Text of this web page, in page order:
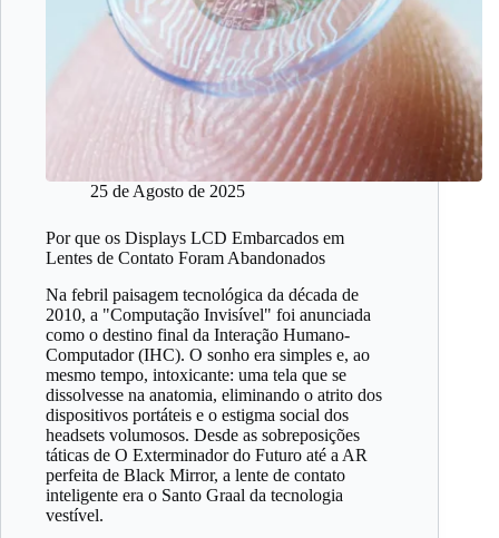
25 de Agosto de 2025
Por que os Displays LCD Embarcados em
Lentes de Contato Foram Abandonados
Na febril paisagem tecnológica da década de
2010, a "Computação Invisível" foi anunciada
como o destino final da Interação Humano-
Computador (IHC). O sonho era simples e, ao
mesmo tempo, intoxicante: uma tela que se
dissolvesse na anatomia, eliminando o atrito dos
dispositivos portáteis e o estigma social dos
headsets volumosos. Desde as sobreposições
táticas de O Exterminador do Futuro até a AR
perfeita de Black Mirror, a lente de contato
inteligente era o Santo Graal da tecnologia
vestível.